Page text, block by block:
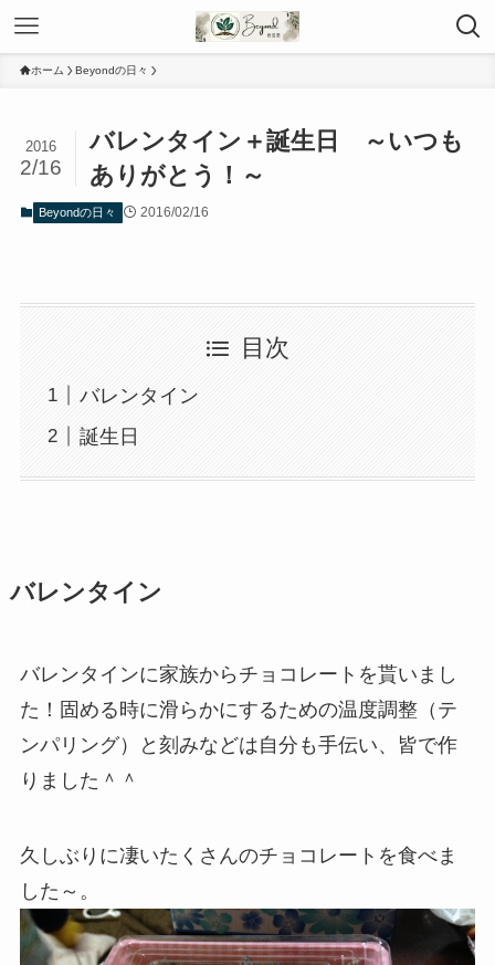
ホーム Beyondの日々
バレンタイン＋誕生日 ～いつも
ありがとう！～
2016
2/16
Beyondの日々 2016/02/16
目次
バレンタイン
誕生日
バレンタイン
バレンタインに家族からチョコレートを貰いまし
た！固める時に滑らかにするための温度調整（テ
ンパリング）と刻みなどは自分も手伝い、皆で作
りました＾＾
久しぶりに凄いたくさんのチョコレートを食べま
した～。